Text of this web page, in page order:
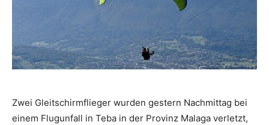
Zwei Gleitschirmflieger wurden gestern Nachmittag bei
einem Flugunfall in Teba in der Provinz Malaga verletzt,